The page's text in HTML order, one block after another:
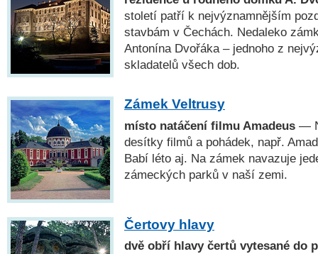
století patří k nejvýznamnějším
stavbám v Čechách. Nedaleko
Antonína Dvořáka – jednoho z
skladatelů všech dob.
Zámek Veltrusy
místo natáčení filmu Amadeus —
desítky filmů a pohádek, např.
Babí léto aj. Na zámek navazuje
zámeckých parků v naší zemi.
Čertovy hlavy
dvě obří hlavy čertů vytesané do